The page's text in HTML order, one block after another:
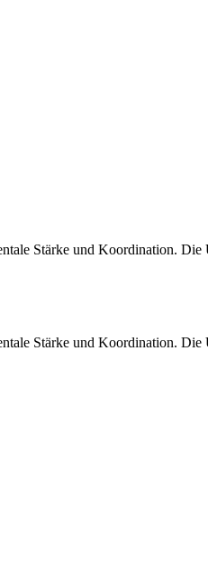
Stärke und Koordination.
Stärke und Koordination.